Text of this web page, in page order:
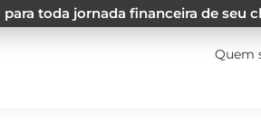
Quem
toda jornada financeira de seu